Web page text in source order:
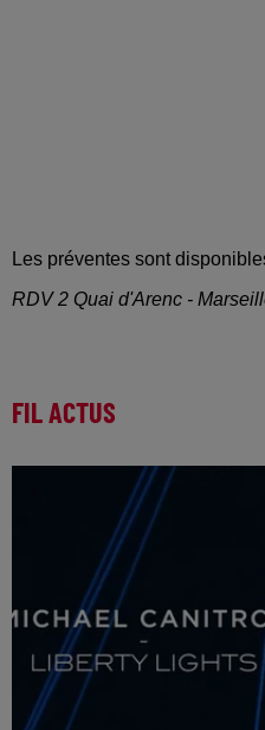
Les préventes sont
RDV 2 Quai d'Arenc -
FIL ACTUS